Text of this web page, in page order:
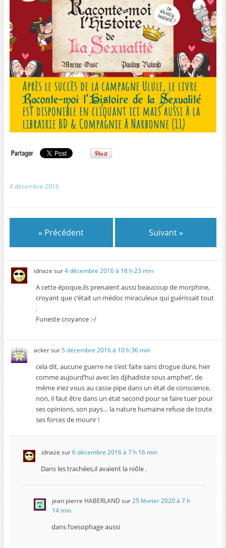
4 décembre 2016
« Précédent Suivant »
idnaze sur4 décembre 2016 à 18 h 23 min
A cette époque,ils prenaient aussi beaucoup de morphine,
croyant que c’était un médoc miraculeux qui guérissait tout
.
Funeste croyance :-/
ackersur5 décembre 2016 à 10 h 36 min
cela dit, aucune guerre ne s’est faite sans drogue dure, hier
comme aujourd’hui avec les djihadiste sous amphet’, de
même iriez vous au casse pipe dans un état de conscience,
non, il faut être dans un état second pour se faire tuer pour
ses opinions, son pays… la nature humaine refuse de toute
ses forces de mourir !
idnaze sur6 décembre 2016 à 7 h 16 min
Dans les trachées,il avaient la niôle .
jean pierre HABERLAND sur25 février 2020 à 7 h
14 min
dans l’oesophage aussi